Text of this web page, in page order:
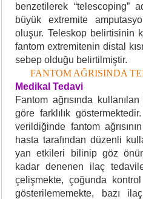
benzetilerek “telescoping”
büyük extremite
oluşur. Teleskop belirtisinin
fantom extremitenin distal
sebep olduğu belirtilmiştir.
FANTOM AĞRISINDA
Medikal Tedavi
Fantom ağrısında
göre farklılık
verildiğinde fantom
hasta tarafından düzenli
yan etkileri bilinip göz
kadar denenen ilaç
çelişmekte, çoğunda
gösterilememekte, bazı